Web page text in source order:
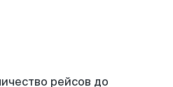
рейсов до